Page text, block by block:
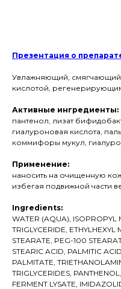
Презентация о
Увлажняющий, смягчающий
кислотой,
Активные ингредиенты:
пантенол, лизат
гиалуроновая кислота,
коммифоры мукул,
Применение:
наносить на очищенную
избегая подвижной части
Ingredients:
WATER (AQUA), ISOPROPYL
TRIGLYCERIDE, ETHYLHEXYL
STEARATE, PEG-100
STEARIC ACID, PALMITIC
PALMITATE,
TRIGLYCERIDES,
FERMENT LYSATE,